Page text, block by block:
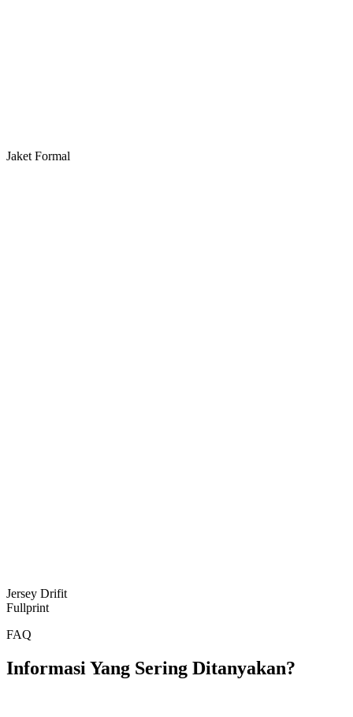
Jaket Formal
Jersey Drifit
Fullprint
FAQ
Informasi Yang Sering Ditanyakan?